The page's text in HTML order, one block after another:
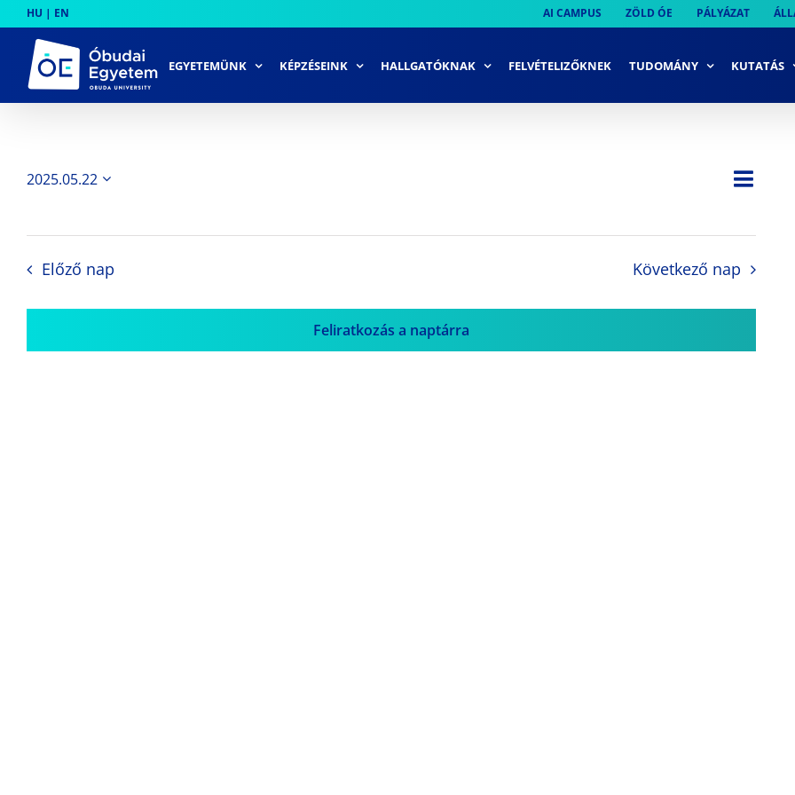
to
content
HU | EN AI CAMPUS ZÖLD ÓE PÁLYÁZAT
EGYETEMÜNK KÉPZÉSEINK HALLGATÓKNAK FELVÉTELIZŐKNEK TUDOMÁNY KUTATÁS
Nap
2025.05.22
Előző nap Következő nap
Feliratkozás a naptárra